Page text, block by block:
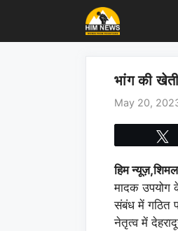
content
भांग की
May 20,
हिम
मादक उपयोग
संबंध में गठित
नेतृत्व में